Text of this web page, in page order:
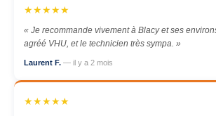
★★★★★
« Je recommande vivement à Blacy et ses
agréé VHU, et le technicien très sympa. »
Laurent F. — il y a 2 mois
★★★★★